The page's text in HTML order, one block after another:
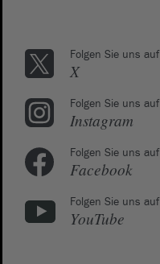
Folgen Sie uns auf
X
Folgen Sie uns auf
Instagram
Folgen Sie uns auf
Facebook
Folgen Sie uns auf
YouTube